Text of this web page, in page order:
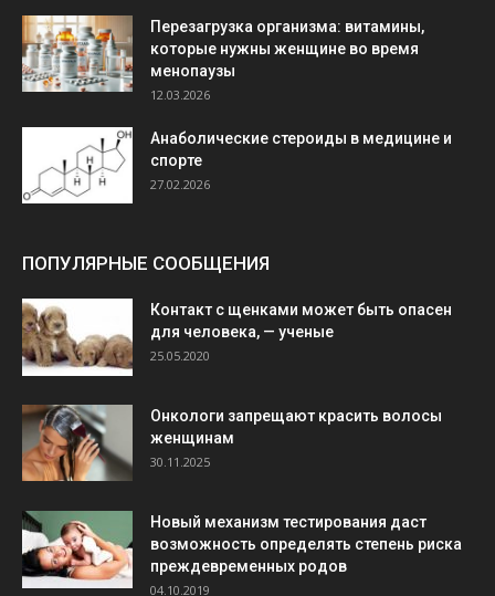
Перезагрузка организма: витамины,
которые нужны женщине во время
менопаузы
12.03.2026
Анаболические стероиды в медицине и
спорте
27.02.2026
ПОПУЛЯРНЫЕ СООБЩЕНИЯ
Контакт с щенками может быть опасен
для человека, — ученые
25.05.2020
Онкологи запрещают красить волосы
женщинам
30.11.2025
Новый механизм тестирования даст
возможность определять степень риска
преждевременных родов
04.10.2019